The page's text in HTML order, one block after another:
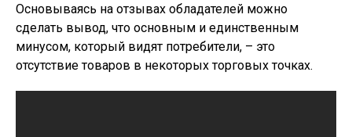
Основываясь на отзывах обладателей можно
сделать вывод, что основным и единственным
минусом, который видят потребители, – это
отсутствие товаров в некоторых торговых точках.